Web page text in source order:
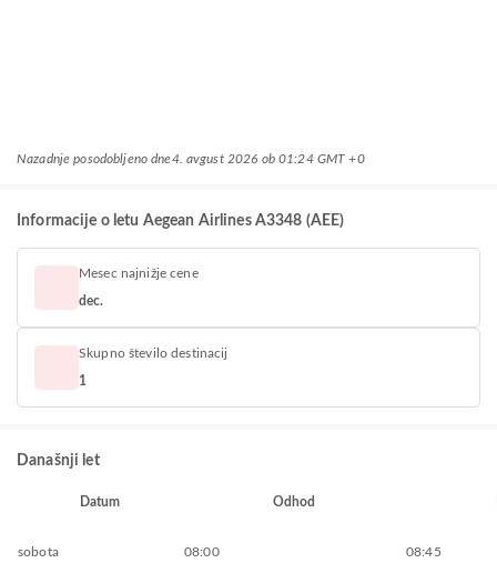
Nazadnje posodobljeno dne4. avgust 2026 ob 01:24 GMT +0
Informacije o letu Aegean Airlines A3348 (AEE)
Mesec najnižje cene
dec.
Skupno število destinacij
1
Današnji let
Datum Odhod
sobota
08:00
08:45